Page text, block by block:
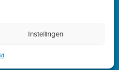
Instellingen